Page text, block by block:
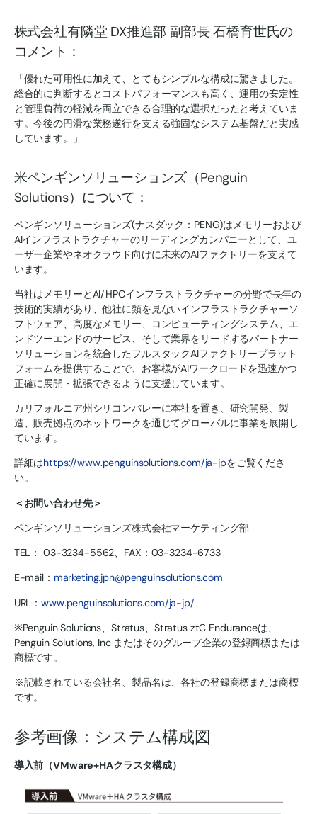
株式会社有隣堂 DX推進部 副部長 石橋育世氏の
コメント：
「優れた可用性に加えて、とてもシンプルな構成に驚きました。
総合的に判断するとコストパフォーマンスも高く、運用の安定性
と管理負荷の軽減を両立できる合理的な選択だったと考えていま
す。今後の円滑な業務遂行を支える強固なシステム基盤だと実感
しています。」
米ペンギンソリューションズ（Penguin
Solutions）について：
ペンギンソリューションズ(ナスダック：PENG)はメモリーおよび
AIインフラストラクチャーのリーディングカンパニーとして、ユ
ーザー企業やネオクラウド向けに未来のAIファクトリーを支えて
います。
当社はメモリーとAI/HPCインフラストラクチャーの分野で長年の
技術的実績があり、他社に類を見ないインフラストラクチャーソ
フトウェア、高度なメモリー、コンピューティングシステム、エ
ンドツーエンドのサービス、そして業界をリードするパートナー
ソリューションを統合したフルスタックAIファクトリープラット
フォームを提供することで、お客様がAIワークロードを迅速かつ
正確に展開・拡張できるように支援しています。
カリフォルニア州シリコンバレーに本社を置き、研究開発、製
造、販売拠点のネットワークを通じてグローバルに事業を展開し
ています。
詳細はhttps://www.penguinsolutions.com/ja-jpをご覧くださ
い。
＜お問い合わせ先＞
ペンギンソリューションズ株式会社マーケティング部
TEL： 03-3234-5562、FAX：03-3234-6733
E-mail： marketing.jpn@penguinsolutions.com
URL：www.penguinsolutions.com/ja-jp/
※Penguin Solutions、Stratus、Stratus ztC Enduranceは、
Penguin Solutions, Inc またはそのグループ企業の登録商標または
商標です。
※記載されている会社名、製品名は、各社の登録商標または商標
です。
参考画像：システム構成図
導入前（VMware+HAクラスタ構成）